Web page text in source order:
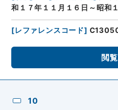
和１７年１１月１６日～昭和
[レファレンスコード]
閲覧
10